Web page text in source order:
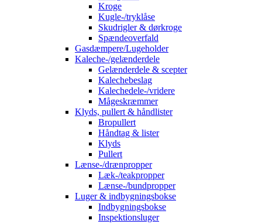
Kroge
Kugle-/tryklåse
Skudrigler & dørkroge
Spændeoverfald
Gasdæmpere/Lugeholder
Kaleche-/gelænderdele
Gelænderdele & scepter
Kalechebeslag
Kalechedele-/vridere
Mågeskræmmer
Klyds, pullert & håndlister
Bropullert
Håndtag & lister
Klyds
Pullert
Lænse-/drænpropper
Læk-/teakpropper
Lænse-/bundpropper
Luger & indbygningsbokse
Indbygningsbokse
Inspektionsluger